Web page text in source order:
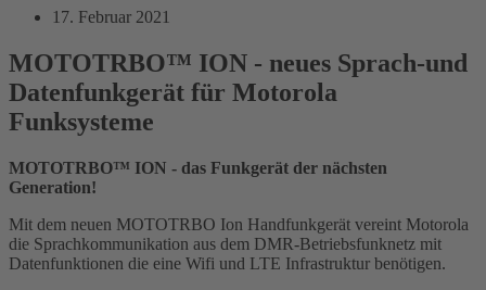
17. Februar 2021
MOTOTRBO™ ION - neues Sprach-und
Datenfunkgerät für Motorola
Funksysteme
MOTOTRBO™ ION - das Funkgerät der nächsten
Generation!
Mit dem neuen MOTOTRBO Ion Handfunkgerät vereint Motorola
die Sprachkommunikation aus dem DMR-Betriebsfunknetz mit
Datenfunktionen die eine Wifi und LTE Infrastruktur benötigen.